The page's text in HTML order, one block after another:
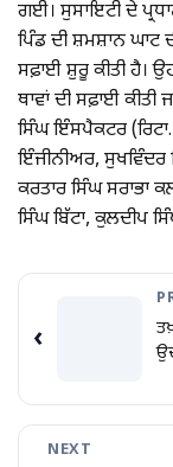
ਗਈ। ਸੁਸਾਇਟੀ ਦੇ
ਪਿੰਡ ਦੀ ਸ਼ਮਸ਼ਾਨ
ਸਫ਼ਾਈ ਸ਼ੁਰੂ ਕੀਤੀ ਹੈ।
ਥਾਵਾਂ ਦੀ ਸਫ਼ਾਈ
ਸਿੰਘ ਇੰਸਪੈਕਟਰ
ਇੰਜੀਨੀਅਰ, ਸੁਖਵਿੰਦਰ
ਕਰਤਾਰ ਸਿੰਘ ਸਰਾਭਾ
ਸਿੰਘ ਬਿੱਟਾ, ਕੁਲਦੀਪ
‹
NEXT